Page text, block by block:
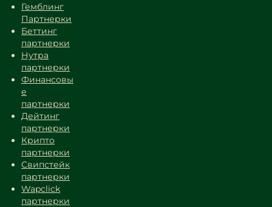
Гемблинг
Партнерки
Беттинг
партнерки
Нутра
партнерки
Финансовы
е
партнерки
Дейтинг
партнерки
Крипто
партнерки
Свипстейк
партнерки
Wapclick
партнерки